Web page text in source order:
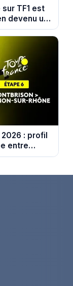
TF1 est
devenu un
: profil
entre
Rhône